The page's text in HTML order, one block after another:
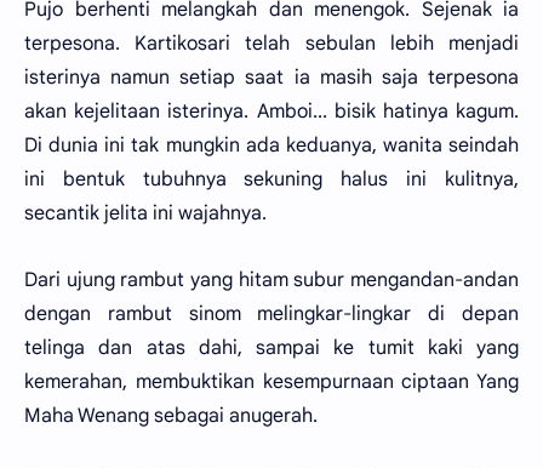
Pujo berhenti melangkah dan menengok. Sejenak ia
terpesona. Kartikosari telah sebulan lebih menjadi
isterinya namun setiap saat ia masih saja terpesona
akan kejelitaan isterinya. Amboi... bisik hatinya kagum.
Di dunia ini tak mungkin ada keduanya, wanita seindah
ini bentuk tubuhnya sekuning halus ini kulitnya,
secantik jelita ini wajahnya.
Dari ujung rambut yang hitam subur mengandan-andan
dengan rambut sinom melingkar-lingkar di depan
telinga dan atas dahi, sampai ke tumit kaki yang
kemerahan, membuktikan kesempurnaan ciptaan Yang
Maha Wenang sebagai anugerah.